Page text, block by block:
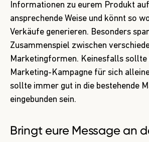
Informationen zu eurem Produkt
ansprechende Weise und könnt so
Verkäufe generieren. Besonders
Zusammenspiel zwischen
Marketingformen. Keinesfalls sollte
Marketing-Kampagne für sich
sollte immer gut in die bestehende
eingebunden sein.
Bringt eure Message an